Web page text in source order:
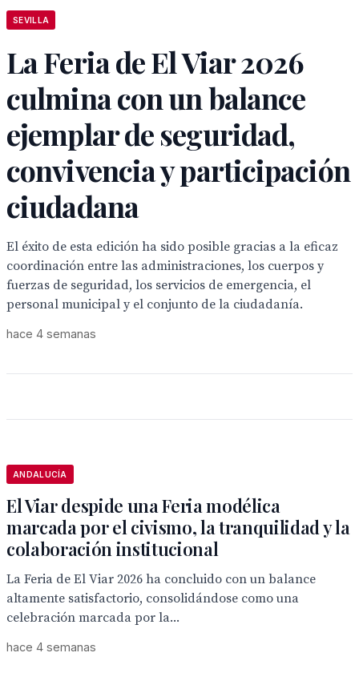
SEVILLA
La Feria de El Viar 2026
culmina con un balance
ejemplar de seguridad,
convivencia y participación
ciudadana
El éxito de esta edición ha sido posible gracias a la eficaz
coordinación entre las administraciones, los cuerpos y
fuerzas de seguridad, los servicios de emergencia, el
personal municipal y el conjunto de la ciudadanía.
hace 4 semanas
ANDALUCÍA
El Viar despide una Feria modélica
marcada por el civismo, la tranquilidad y la
colaboración institucional
La Feria de El Viar 2026 ha concluido con un balance
altamente satisfactorio, consolidándose como una
celebración marcada por la...
hace 4 semanas